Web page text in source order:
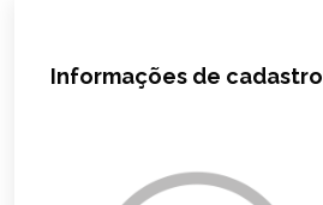
Informações de cadastro